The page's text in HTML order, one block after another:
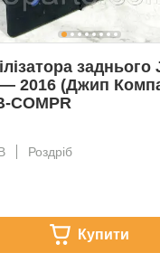
2016 (Джип
COMPR
Роздріб
Купити